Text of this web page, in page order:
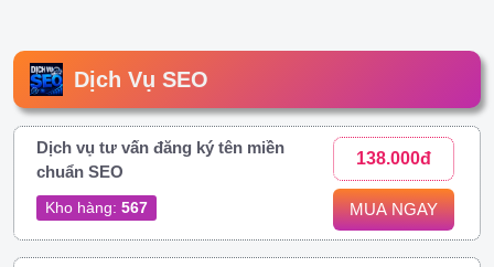
Dịch Vụ SEO
Dịch vụ tư vấn đăng ký tên miền
chuẩn SEO
Kho hàng: 567
138.000đ
MUA NGAY